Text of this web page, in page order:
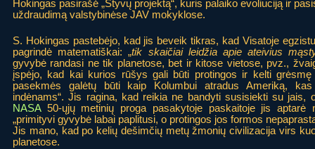
Hokingas pasirašė „Styvų projektą“, kuris palaiko evoliuciją ir
uždraudimą valstybinėse JAV mokyklose.
S. Hokingas pastebėjo, kad jis beveik tikras, kad Visatoje
pagrindė matematiškai: „tik skaičiai leidžia apie ateivius
gyvybė randasi ne tik planetose, bet ir kitose vietose, pvz.,
įspėjo, kad kai kurios rūšys gali būti protingos ir kelti grėsmę
pasekmės galėtų būti kaip Kolumbui atradus Ameriką,
indėnams“. Jis ragina, kad reikia ne bandyti susisiekti su jais,
NASA50-ųjų metinių proga pasakytoje paskaitoje jis aptarė
„primityvi gyvybė labai paplitusi, o protingos jos formos
Jis mano, kad po kelių dešimčių metų žmonių civilizacija virs
planetose.